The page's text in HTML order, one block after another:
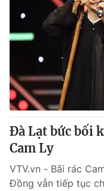
Đà Lạt bức bối
Cam Ly
VTV.vn - Bãi rác
Đồng vẫn tiếp tục